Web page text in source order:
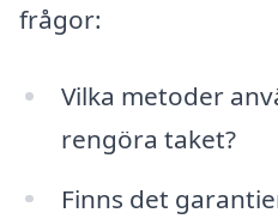
frågor:
Vilka metoder
rengöra taket?
Finns det